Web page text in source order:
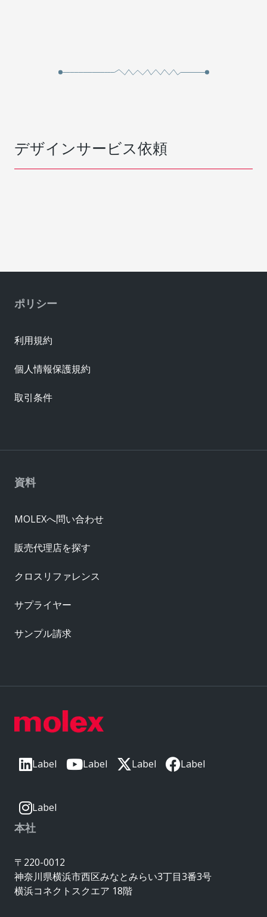
デザインサービス依頼
Label Label Label Label
Label
本社
〒220-0012
神奈川県横浜市西区みなとみらい3丁目3番3号
横浜コネクトスクエア 18階
資料
MOLEXへ問い合わせ
販売代理店を探す
クロスリファレンス
サプライヤー
サンプル請求
ポリシー
利用規約
個人情報保護規約
取引条件